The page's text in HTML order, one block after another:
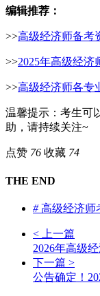
编辑推荐：
>>高级经济师备考
>>2025年高级经济
>>高级经济师各专
温馨提示：考生可
助，请持续关注~
点赞 76 收藏 74
THE END
#高级经济师
< 上一篇
2026年高级
下一篇 >
公告确定！